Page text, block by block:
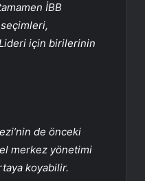
İBB
Lideri için birilerinin
de önceki
merkez yönetimi
koyabilir.